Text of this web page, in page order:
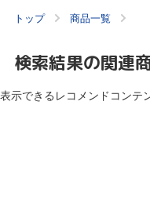
トップ 商品一覧
検索結果の関連
表示できるレコメンドコンテ